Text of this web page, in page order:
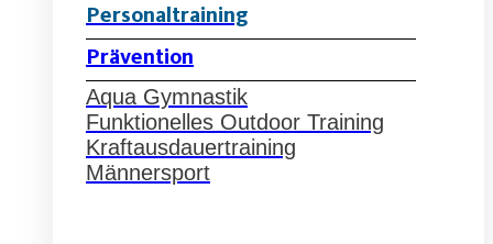
Personaltraining
Prävention
Aqua Gymnastik
Funktionelles Outdoor Training
Kraftausdauertraining
Männersport